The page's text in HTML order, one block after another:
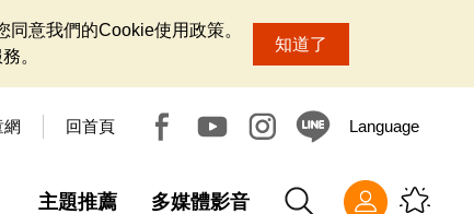
意我們的Cookie使用政策。
。
知道了
網 回首頁 Language
主題推薦 多媒體影音